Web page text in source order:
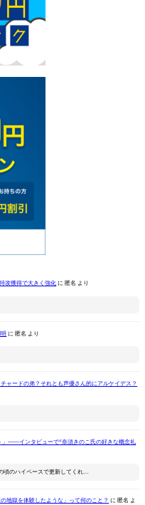
攻獲得で大きく強化 に 匿名 より
に 匿名 より
ャードの弟？それとも声優さん的にアルケイデス？
」――インタビューで“奈須きのこ氏の好きな概念礼
頃のハイペースで更新してくれ…
地獄を体験したような」って何のこと？ に 匿名 よ